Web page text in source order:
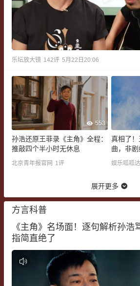
乐坛放大镜 142评 5月22日20:06
553
孙浩还原王菲录《主角》全程：
推敲四个半小时无休息
北京青年报官网 1评
真相了
曲，非剧
益+陕西剧
娱乐呱呱达
展开更多
方言科普
《主角》名场面！逐句解析孙浩
指简直绝了